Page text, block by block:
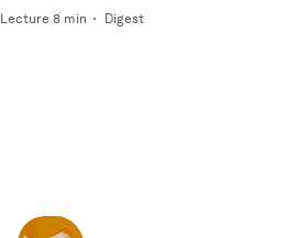
Lecture 8 min Digest